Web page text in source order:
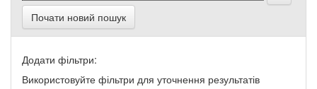
Почати новий пошук
Додати фільтри:
Використовуйте фільтри для уточнення результатів